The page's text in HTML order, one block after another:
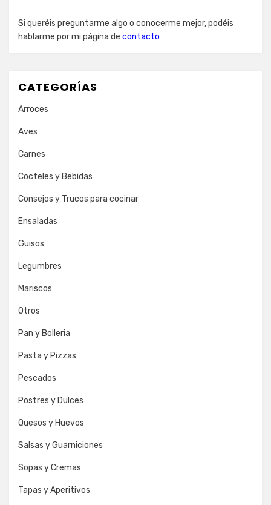
Si queréis preguntarme algo o conocerme mejor, podéis
hablarme por mi página de contacto
CATEGORÍAS
Arroces
Aves
Carnes
Cocteles y Bebidas
Consejos y Trucos para cocinar
Ensaladas
Guisos
Legumbres
Mariscos
Otros
Pan y Bolleria
Pasta y Pizzas
Pescados
Postres y Dulces
Quesos y Huevos
Salsas y Guarniciones
Sopas y Cremas
Tapas y Aperitivos